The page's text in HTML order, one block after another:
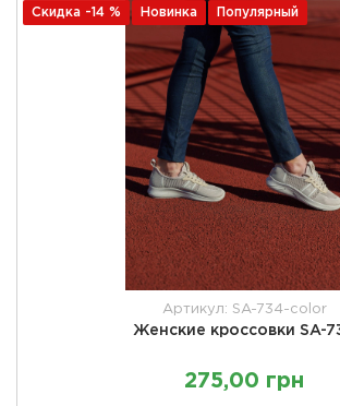
Скидка -14 % Новинка Популярный
Артикул: SA-734-color
Женские кроссовки SA-
275,00 грн